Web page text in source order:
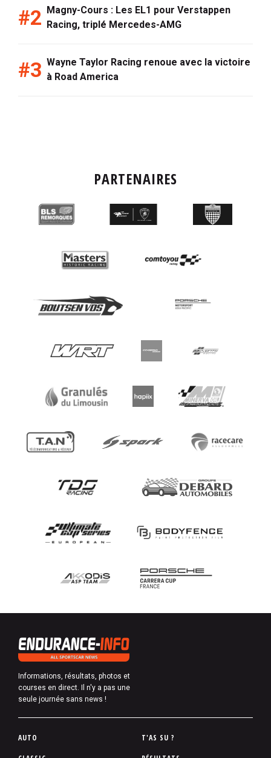
Magny-Cours : Les EL1 pour Verstappen
Racing, triplé Mercedes-AMG
Wayne Taylor Racing renoue avec la victoire
à Road America
PARTENAIRES
Informations, résultats, photos et
courses en direct. Il n'y a pas une
seule journée sans news !
P
AUTO
T'AS SU ?